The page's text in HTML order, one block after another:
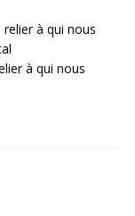
à qui nous
à qui nous